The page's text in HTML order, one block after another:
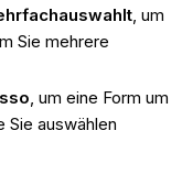
, um
Sie mehrere
, um eine Form um
Sie auswählen